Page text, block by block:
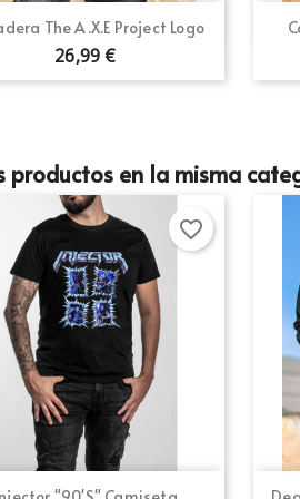
The A.X.E Project Logo
26,99 €
Vista rápida
productos en la misma
Vista rápida
favorite_border